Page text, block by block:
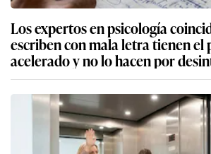
Los expertos en psicología
escriben con mala letra tienen el
acelerado y no lo hacen por